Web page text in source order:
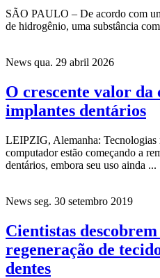
SÃO PAULO – De acordo com
de hidrogênio, uma substância
News qua. 29 abril 2026
O crescente valor
implantes dentários
LEIPZIG, Alemanha: Tecnologias
computador estão começando a
dentários, embora seu uso ainda ...
News seg. 30 setembro 2019
Cientistas
regeneração de
dentes